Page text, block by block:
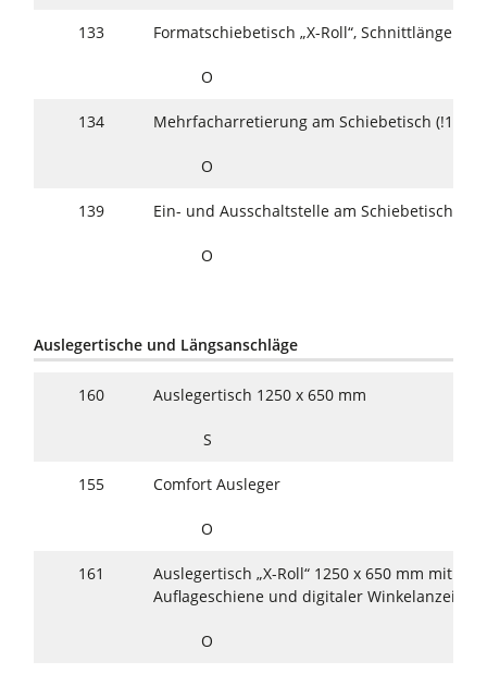
133 Formatschiebetisch „X-Roll“, Schnittlänge
O
134 Mehrfacharretierung am Schiebetisch (!130)
O
139 Ein- und Ausschaltstelle am Schiebetisch
O
Auslegertische und Längsanschläge
160 Auslegertisch 1250 x 650 mm
S
155 Comfort Ausleger
O
161
Auslegertisch „X-Roll“ 1250 x 650 mm mit
Auflageschiene und digitaler Winkelanzeige
O